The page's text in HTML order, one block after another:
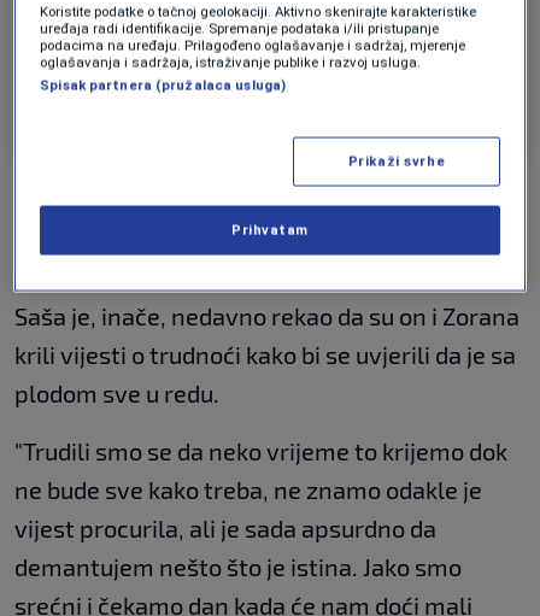
Saša Kovačević i Zorana nisu skidali osmijeh sa
lica, dok je dekoracija oko njih bila bajkovita,
pišeBlic.
Saša je, inače, nedavno rekao da su on i Zorana
krili vijesti o trudnoći kako bi se uvjerili da je sa
plodom sve u redu.
"Trudili smo se da neko vrijeme to krijemo dok
ne bude sve kako treba, ne znamo odakle je
vijest procurila, ali je sada apsurdno da
demantujem nešto što je istina. Jako smo
srećni i čekamo dan kada će nam doći mali
Koristite podatke o tačnoj geolokaciji. Aktivno skenirajte karakteristike
uređaja radi identifikacije. Spremanje podataka i/ili pristupanje
podacima na uređaju. Prilagođeno oglašavanje i sadržaj, mjerenje
oglašavanja i sadržaja, istraživanje publike i razvoj usluga.
Spisak partnera (pružalaca usluga)
Prikaži svrhe
Prihvatam